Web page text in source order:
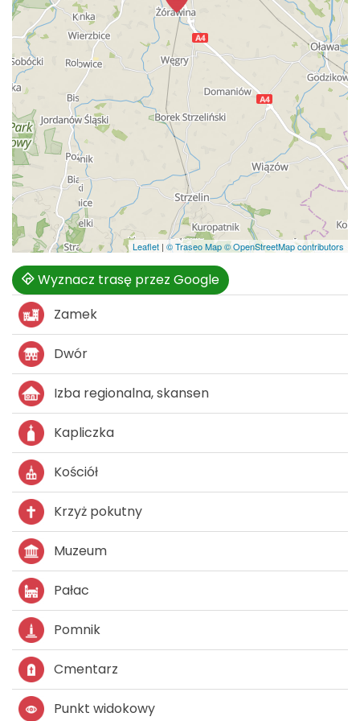
Leaflet | © Traseo Map© OpenStreetMap contributors
Wyznacz trasę przez Google
Zamek
Dwór
Izba regionalna, skansen
Kapliczka
Kościół
Krzyż pokutny
Muzeum
Pałac
Pomnik
Cmentarz
Punkt widokowy